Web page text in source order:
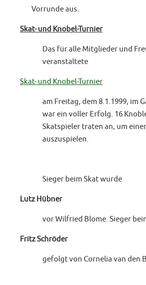
Vorrunde aus.
Skat- und Knobel-Turnier
Das für alle Mitglieder und
veranstaltete
Skat- und Knobel-Turnier
am Freitag, dem 8.1.1999, im
war ein voller Erfolg. 16
Skatspieler traten an, um
auszuspielen.
Sieger beim Skat wurde
Lutz Hübner
vor Wilfried Blome. Sieger
Fritz Schröder
gefolgt von Cornelia van den